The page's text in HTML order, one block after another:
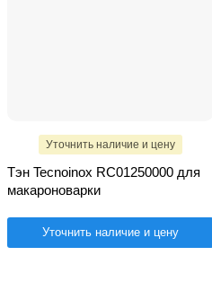
Уточнить наличие и цену
Тэн Tecnoinox RC01250000 для
макароноварки
Уточнить наличие и цену